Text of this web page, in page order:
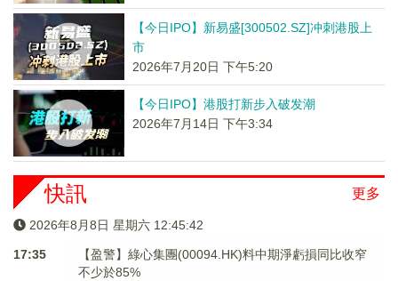
【今日IPO】新易盛[300502.SZ]冲刺港股上
市
2026年7月20日 下午5:20
【今日IPO】港股打新步入破发潮
2026年7月14日 下午3:34
更多
快訊
2026年8月8日 星期六 12:45:43
17:35
【盈警】綠心集團(00094.HK)料中期淨虧損同比收窄
不少於85%